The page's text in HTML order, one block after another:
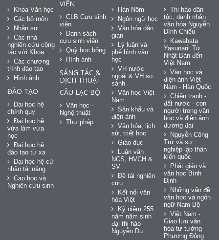
Khoa Văn học
Các bộ môn
Nhân sự
Các nhà
nghiên cứu cộng
tác với Khoa
Các chương
trình đào tạo
Hình ảnh
ĐÀO TẠO
Đại học hệ
chính quy
Đại học hệ
vừa làm vừa
học
Đại học hệ
đào tạo từ xa
Đại học hệ cử
nhân tài năng
Cao học và
Nghiên cứu sinh
VIÊN
CLB Cựu sinh
viên
Danh sách
cựu sinh viên
Quỹ học bổng
Hình ảnh
SÁNG TÁC &
DỊCH THUẬT
CÂU LẠC BỘ
Văn học -
Nghệ thuật
Thư pháp
Hán Nôm
Ngôn ngữ học
Văn hóa dân
gian
Lý luận và
phê bình văn
học
VH nước
ngoài & VH so
sánh
Văn học Việt
Nam
Sân khấu và
điện ảnh
Văn hóa, lịch
sử, triết học
Giáo dục
Luận văn
NCS, HVCH &
SV
Đề tài nghiên
cứu
Kết nối văn
hóa Việt
Kỷ niệm 255
năm năm sinh
đại thi hào
Nguyễn Du
Thi hào dân
tộc, danh nhân
văn hóa Nguyễn
Đình Chiểu
Kawabata
Yasunari: Từ
Nhật Bản đến
Việt Nam
Văn học và
điện ảnh Việt
Nam - Hàn Quốc
Chiến tranh -
đất nước - con
người trong văn
học và điện ảnh
đương đại
Nguyễn Công
Trứ và sự
nghiệp lập thân
kiến quốc
Phật giáo và
văn học Bình
Định
Những vấn đề
văn học và ngôn
ngữ Nam Bộ
Việt Nam -
Giao lưu văn
hóa tư tưởng
Phương Đông